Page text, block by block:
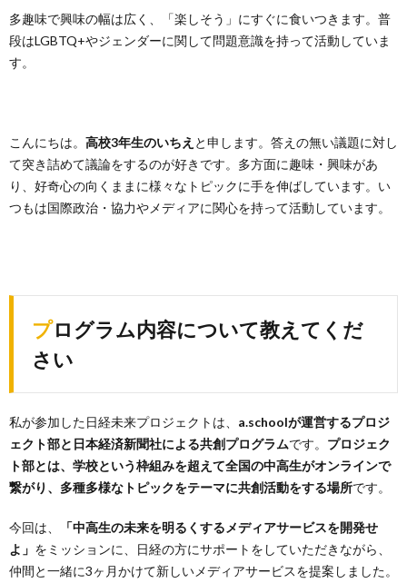
多趣味で興味の幅は広く、「楽しそう」にすぐに食いつきます。普
段はLGBTQ+やジェンダーに関して問題意識を持って活動していま
す。
こんにちは。 高校3年生のいちえ と申します。答えの無い議題に対し
て突き詰めて議論をするのが好きです。多方面に趣味・興味があ
り、好奇心の向くままに様々なトピックに手を伸ばしています。い
つもは国際政治・協力やメディアに関心を持って活動しています。
プログラム内容について教えてくだ
さい
私が参加した日経未来プロジェクトは、 a.schoolが運営するプロジ
ェクト部と日本経済新聞社による共創プログラムです。 プロジェク
ト部とは、学校という枠組みを超えて全国の中高生がオンラインで
繋がり、多種多様なトピックをテーマに共創活動をする場所です。
今回は、
「中高生の未来を明るくするメディアサービスを開発せ
よ」 をミッションに、日経の方にサポートをしていただきながら、
仲間と一緒に3ヶ月かけて新しいメディアサービスを提案しました。